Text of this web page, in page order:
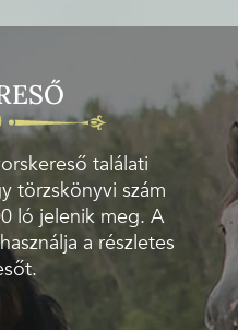
találati
törzskönyvi szám
ló jelenik meg. A
a részletes